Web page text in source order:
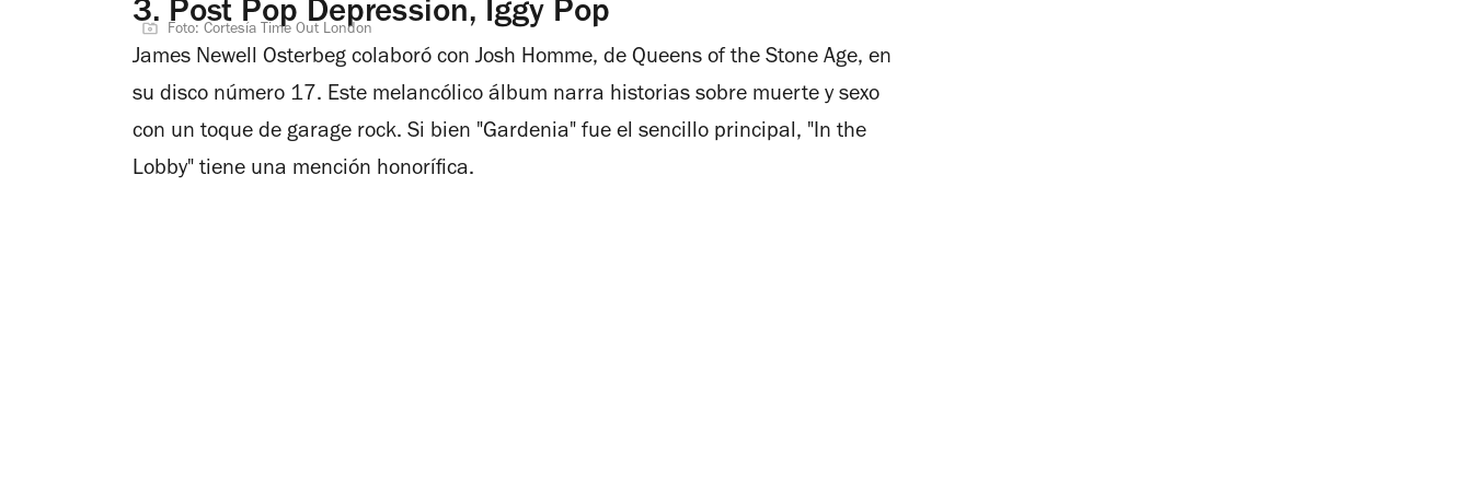
3. Post Pop Depression, Iggy Pop
Foto: Cortesía Time Out London
James Newell Osterbeg colaboró con Josh Homme, de Queens of the Stone Age, en
su disco número 17. Este melancólico álbum narra historias sobre muerte y sexo
con un toque de garage rock. Si bien "Gardenia" fue el sencillo principal, "In the
Lobby" tiene una mención honorífica.